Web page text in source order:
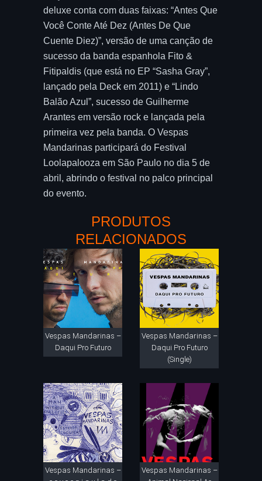
deluxe conta com duas faixas: “Antes Que
Você Conte Até Dez (Antes De Que
Cuente Diez)”, versão de uma canção de
sucesso da banda espanhola Fito &
Fitipaldis (que está no EP “Sasha Gray”,
lançado pela Deck em 2011) e “Lindo
Balão Azul”, sucesso de Guilherme
Arantes em versão rock e lançada pela
primeira vez pela banda. O Vespas
Mandarinas participará do Festival
Loolapalooza em São Paulo no dia 5 de
abril, abrindo o festival no palco principal
do evento.
PRODUTOS
RELACIONADOS
Vespas Mandarinas –
Daqui Pro Futuro
Vespas Mandarinas –
Daqui Pro Futuro
(Single)
Vespas Mandarinas –
Vespas Mandarinas –